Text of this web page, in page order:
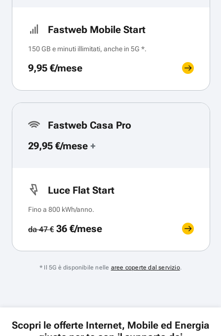
Fastweb Mobile Start
150 GB e minuti illimitati, anche in 5G *.
9,95 €/mese
Fastweb Casa Pro
29,95 €/mese +
Luce Flat Start
Fino a 800 kWh/anno.
da 47 €36 €/mese
* Il 5G è disponibile nelle aree coperte dal servizio.
Scopri le offerte Internet, Mobile ed Energia